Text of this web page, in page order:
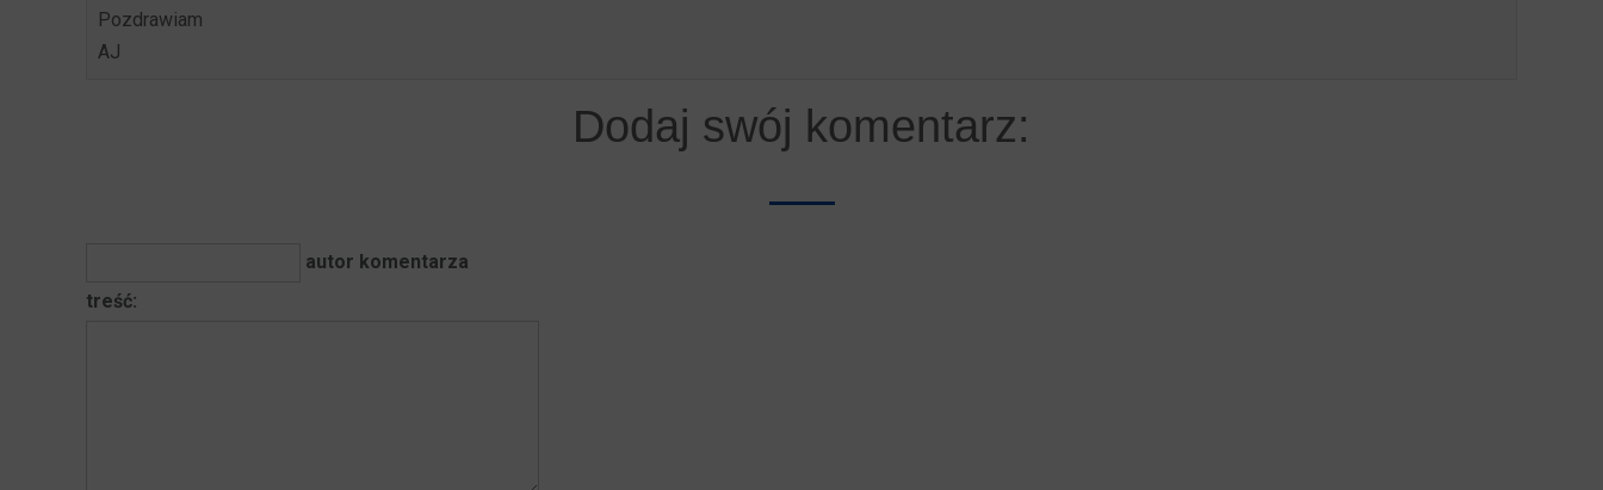
Pozdrawiam
AJ
Dodaj swój komentarz:
autor komentarza
treść: